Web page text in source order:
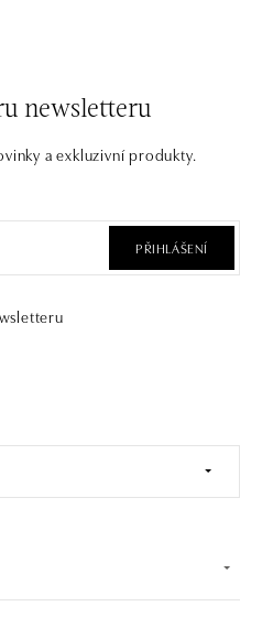
newsletteru
a exkluzivní produkty.
PŘIHLÁŠENÍ